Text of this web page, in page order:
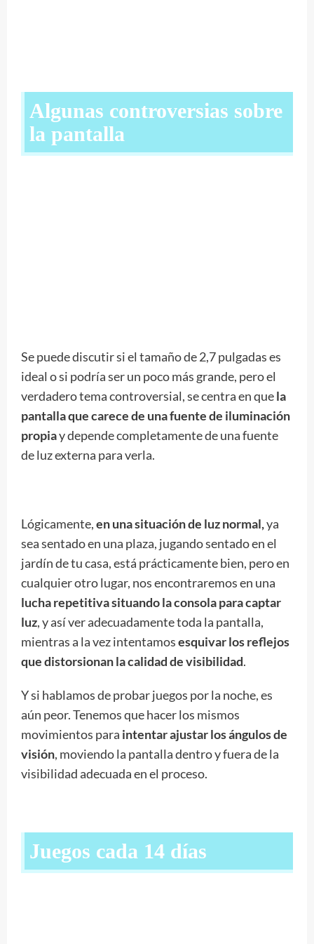
Algunas controversias sobre
la pantalla
Se puede discutir si el tamaño de 2,7 pulgadas es
ideal o si podría ser un poco más grande, pero el
verdadero tema controversial, se centra en quela
pantalla que carece de una fuente de iluminación
propiay depende completamente de una fuente
de luz externa para verla.
Lógicamente,en una situación de luz normal,ya
sea sentado en una plaza, jugando sentado en el
jardín de tu casa, está prácticamente bien, pero en
cualquier otro lugar, nos encontraremos en una
lucha repetitiva situando la consola para captar
luz, y así ver adecuadamente toda la pantalla,
mientras a la vez intentamosesquivar los reflejos
que distorsionan la calidad de visibilidad.
Y si hablamos de probar juegos por la noche, es
aún peor. Tenemos que hacer los mismos
movimientos para intentar ajustar los ángulos de
visión, moviendo la pantalla dentro y fuera de la
visibilidad adecuada en el proceso.
Juegos cada 14 días